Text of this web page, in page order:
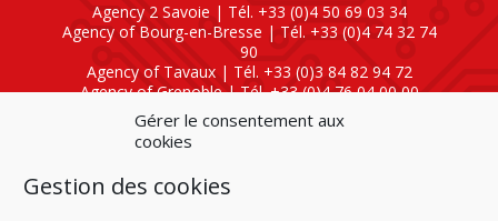
Gérer le consentement aux
cookies
Gestion des cookies
Agency 2 Savoie | Tél. +33 (0)4 50 69 03 34
Agency of Bourg-en-Bresse | Tél. +33 (0)4 74 32 74
90
Agency of Tavaux | Tél. +33 (0)3 84 82 94 72
Agency of Grenoble | Tél. +33 (0)4 76 04 00 00
Agency of Lyon
| Tél. +33 (0)4 72 47 80 40
SOTEB NATIONAL ELEKTRO
60 Rue Clément Ader